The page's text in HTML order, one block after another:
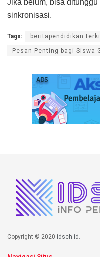
Jika belum, bisa
sinkronisasi.
Tags: beritapendidikan
Pesan Penting bagi Siswa
Copyright © 2020 idsch.id